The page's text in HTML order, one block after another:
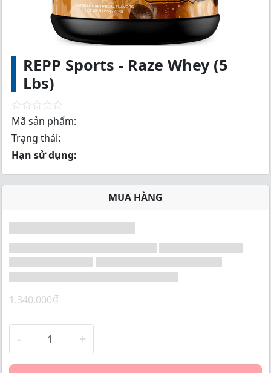
REPP Sports - Raze Whey (5
Lbs)
R
t
d
o
u
5
Mã sản phẩm:
Trạng thái:
Hạn sử dụng:
MUA HÀNG
1.340.000₫
- +